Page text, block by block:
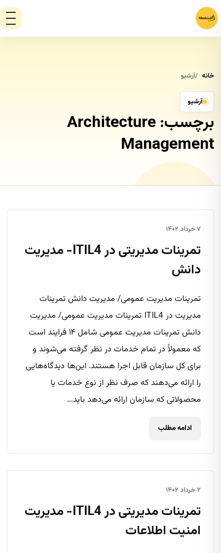
خانه آرشیو
آرشیو
برچسب: Architecture
Management
۷ خرداد ۱۴۰۲
تمرینات مدیریتی در ITIL4- مدیریت
دانش
تمرینات مدیریت عمومی/ مدیریت دانش تمرینات
مدیریت در ITIL4 تمرینات مدیریت عمومی/ مدیریت
دانش تمرینات مدیریت عمومی شامل ۱۴ فرایند است
که معمولاً در تمام خدمات در نظر گرفته می‌شوند و
برای کل سازمان قابل اجرا هستند. این‌ها دیدگاه‌هایی
را ارائه می‌دهند که صرف نظر از نوع خدمات یا
محصولاتی که سازمان ارائه می‌دهد باید...
ادامه مطلب
۲ خرداد ۱۴۰۲
تمرینات مدیریتی در ITIL4- مدیریت
امنیت اطلاعات